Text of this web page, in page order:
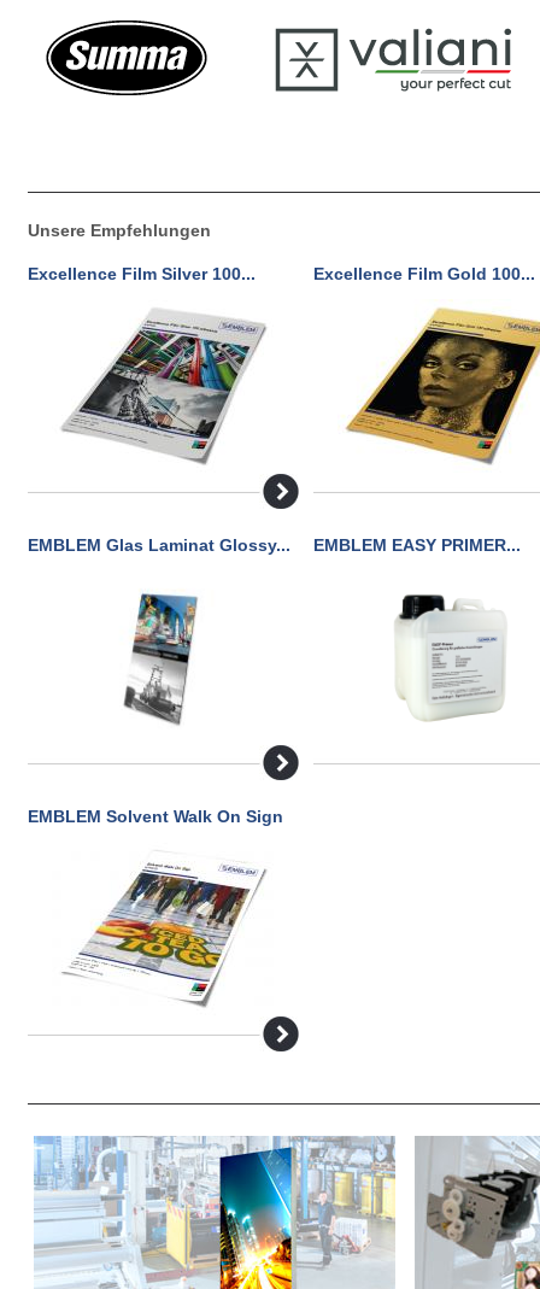
Unsere Empfehlungen
Excellence Film Silver 100... Excellence Film Gold 100...
EMBLEM Glas Laminat Glossy... EMBLEM EASY PRIMER...
EMBLEM Solvent Walk On Sign